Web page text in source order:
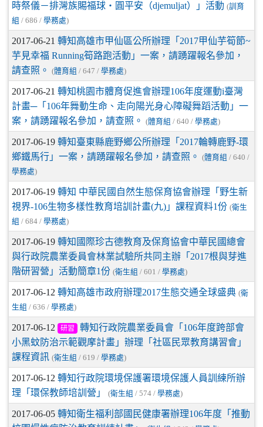
時祭儀－排灣族賜福球‧圓平安（djemuljat）」活動 (訓育
組 / 686 / 學務處)
2017-06-21 轉知高雄市甲仙區公所辦理「2017甲仙芋筍節~
芋見幸福 Running筍路跑活動」一案，請踴躍報名參加，
請查照。
(體育組 / 647 / 學務處)
2017-06-21 轉知桃園市體育促進會辦理106年度運動i臺灣
計畫─「106年舞動生命、走向陽光身心障礙舞蹈活動」一
案，請踴躍報名參加，請查照。
(體育組 / 640 / 學務處)
2017-06-19 轉知臺東縣鹿野鄉公所辦理「2017輪轉鹿野-環
鄉鐵馬行」一案，請踴躍報名參加，請查照。
(體育組 / 640 /
學務處)
2017-06-19 轉知 中華民國自然生態保育協會辦理「野生新
視界-106生物多樣性教育培訓計畫(九)」課程資料1份 (衛生
組 / 684 / 學務處)
2017-06-19 轉知國際珍古德教育及保育協會中華民國總會
與行政院農業委員會林業試驗所共同主辦「2017根與芽進
階研習營」活動簡章1份 (衛生組 / 601 / 學務處)
2017-06-12 轉知高雄市政府辦理2017生態交通全球盛典 (衛
生組 / 636 / 學務處)
2017-06-12 研習
轉知行政院農業委員會「106年度跨部會
小黑蚊防治示範觀摩計畫」辦理「社區民眾教育講習會」
課程資訊 (衛生組 / 619 / 學務處)
2017-06-12 轉知行政院環境保護署環境保護人員訓練所辦
理「環保教師培訓營」
(衛生組 / 574 / 學務處)
2017-06-05 轉知衛生福利部國民健康署辦理106年度「推動